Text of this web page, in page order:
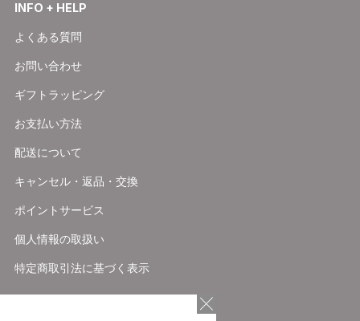
INFO + HELP
よくある質問
お問い合わせ
ギフトラッピング
お支払い方法
配送について
キャンセル・返品・交換
ポイントサービス
個人情報の取扱い
特定商取引法に基づく表示